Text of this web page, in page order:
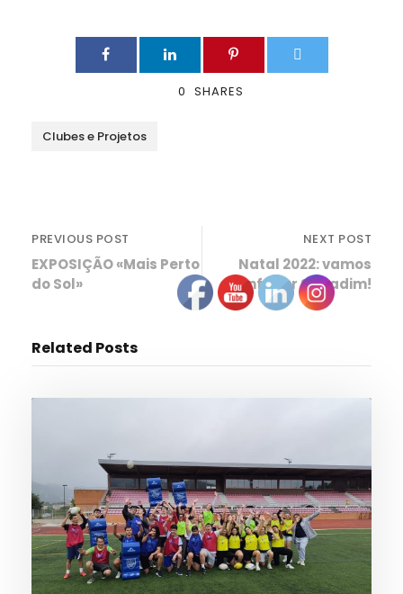
0 SHARES
Clubes e Projetos
PREVIOUS POST
EXPOSIÇÃO «Mais Perto
do Sol»
NEXT POST
Natal 2022: vamos
enfeitar Sabadim!
Related Posts